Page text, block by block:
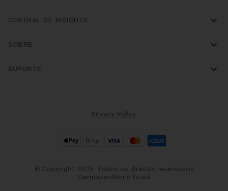
CENTRAL DE INSIGHTS
SOBRE
SUPORTE
Privacy Policy
© Copyright 2025. Todos os direitos reservados
DermapenWorld Brasil